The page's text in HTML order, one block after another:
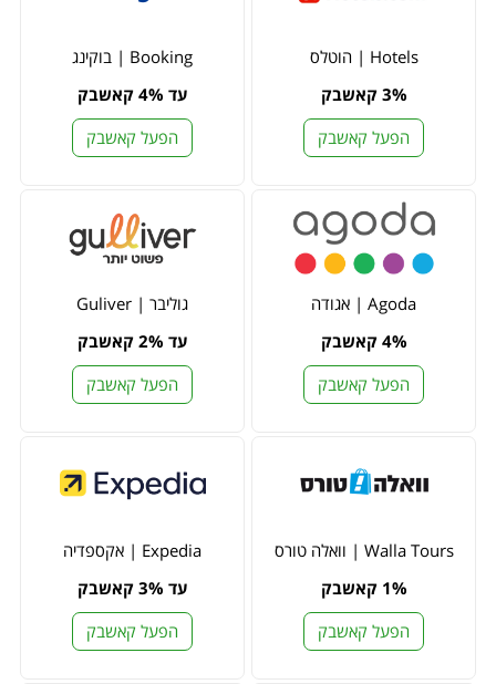
Hotels | הוטלס
3% קאשבק
הפעל קאשבק
Booking | בוקינג
עד 4% קאשבק
הפעל קאשבק
Agoda | אגודה
4% קאשבק
הפעל קאשבק
גוליבר | Guliver
עד 2% קאשבק
הפעל קאשבק
Walla Tours | וואלה טורס
1% קאשבק
הפעל קאשבק
Expedia | אקספדיה
עד 3% קאשבק
הפעל קאשבק